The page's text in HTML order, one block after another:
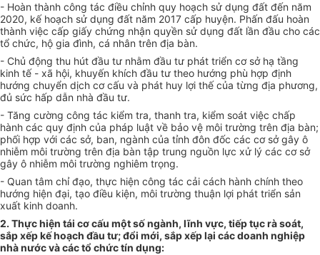
- Hoàn thành công tác điều chỉnh quy hoạch sử dụng đất đến năm
2020, kế hoạch sử dụng đất năm 2017 cấp huyện. Phấn đấu hoàn
thành việc cấp giấy chứng nhận quyền sử dụng đất lần đầu cho các
tổ chức, hộ gia đình, cá nhân trên địa bàn.
- Chủ động thu hút đầu tư nhằm đầu tư phát triển cơ sở hạ tầng
kinh tế - xã hội, khuyến khích đầu tư theo hướng phù hợp định
hướng chuyển dịch cơ cấu và phát huy lợi thế của từng địa phương,
đủ sức hấp dẫn nhà đầu tư.
- Tăng cường công tác kiểm tra, thanh tra, kiểm soát việc chấp
hành các quy định của pháp luật về bảo vệ môi trường trên địa bàn;
phối hợp với các sở, ban, ngành của tỉnh đôn đốc các cơ sở gây ô
nhiễm môi trường trên địa bàn tập trung nguồn lực xử lý các cơ sở
gây ô nhiễm môi trường nghiêm trọng.
- Quan tâm chỉ đạo, thực hiện công tác cải cách hành chính theo
hướng hiện đại, tạo điều kiện, môi trường thuận lợi phát triển sản
xuất kinh doanh.
2. Thực hiện tái cơ cấu một số ngành, lĩnh vực, tiếp tục rà soát,
sắp xếp kế hoạch đầu tư; đổi mới, sắp xếp lại các doanh nghiệp
nhà nước và các tổ chức tín dụng: